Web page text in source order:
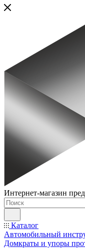
Интернет-магазин
Каталог
Автомобильный
Домкраты и упоры